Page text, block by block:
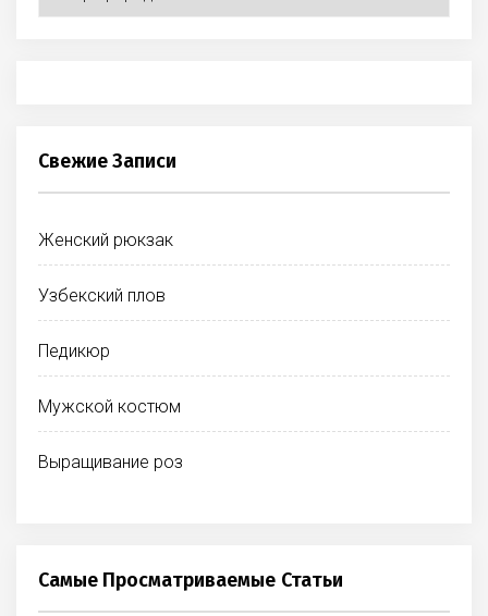
Свежие Записи
Женский рюкзак
Узбекский плов
Педикюр
Мужской костюм
Выращивание роз
Самые Просматриваемые Статьи